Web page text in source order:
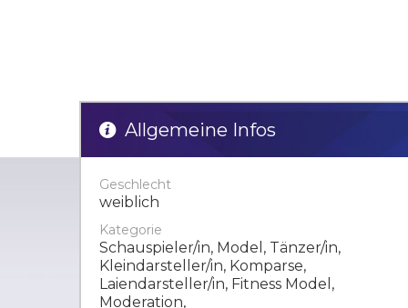
Allgemeine Infos
Geschlecht
weiblich
Kategorie
Schauspieler/in, Model, Tänzer/in,
Kleindarsteller/in, Komparse,
Laiendarsteller/in, Fitness Model,
Moderation,